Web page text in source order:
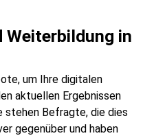
Weiterbildung in
um Ihre digitalen
aktuellen Ergebnissen
stehen Befragte, die dies
gegenüber und haben